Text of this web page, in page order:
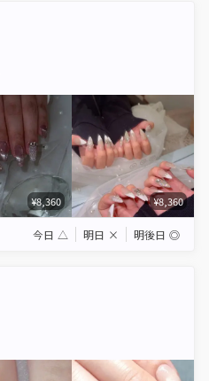
¥8,360 ¥8,360
今日 △ 明日 × 明後日 ◎